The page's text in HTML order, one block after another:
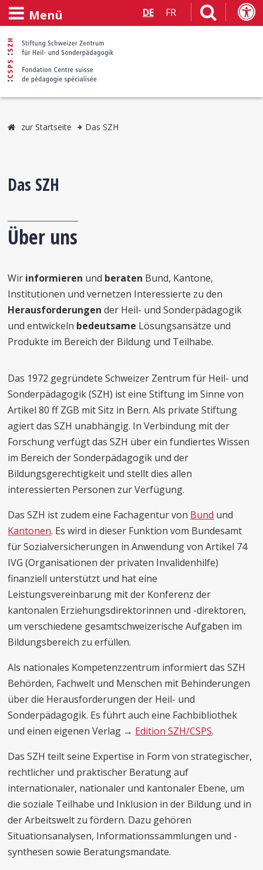
Menü DE FR
zur Startseite Das SZH
Das SZH
Über uns
Wir informieren und beraten Bund, Kantone,
Institutionen und vernetzen Interessierte zu den
Herausforderungen der Heil- und Sonderpädagogik
und entwickeln bedeutsame Lösungsansätze und
Produkte im Bereich der Bildung und Teilhabe.
Das 1972 gegründete Schweizer Zentrum für Heil- und
Sonderpädagogik (SZH) ist eine Stiftung im Sinne von
Artikel 80 ff ZGB mit Sitz in Bern. Als private Stiftung
agiert das SZH unabhängig. In Verbindung mit der
Forschung verfügt das SZH über ein fundiertes Wissen
im Bereich der Sonderpädagogik und der
Bildungsgerechtigkeit und stellt dies allen
interessierten Personen zur Verfügung.
Das SZH ist zudem eine Fachagentur von Bund und
Kantonen. Es wird in dieser Funktion vom Bundesamt
für Sozialversicherungen in Anwendung von Artikel 74
IVG (Organisationen der privaten Invalidenhilfe)
finanziell unterstützt und hat eine
Leistungsvereinbarung mit der Konferenz der
kantonalen Erziehungsdirektorinnen und -direktoren,
um verschiedene gesamtschweizerische Aufgaben im
Bildungsbereich zu erfüllen.
Als nationales Kompetenzzentrum informiert das SZH
Behörden, Fachwelt und Menschen mit Behinderungen
über die Herausforderungen der Heil- und
Sonderpädagogik. Es führt auch eine Fachbibliothek
und einen eigenen Verlag → Edition SZH/CSPS.
Das SZH teilt seine Expertise in Form von strategischer,
rechtlicher und praktischer Beratung auf
internationaler, nationaler und kantonaler Ebene, um
die soziale Teilhabe und Inklusion in der Bildung und in
der Arbeitswelt zu fördern. Dazu gehören
Situationsanalysen, Informationssammlungen und -
synthesen sowie Beratungsmandate.